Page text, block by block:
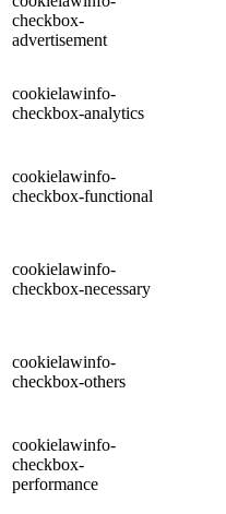
checkbox-
advertisement
cookielawinfo-
checkbox-analytics
cookielawinfo-
checkbox-functional
cookielawinfo-
checkbox-necessary
cookielawinfo-
checkbox-others
cookielawinfo-
checkbox-
performance